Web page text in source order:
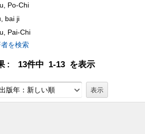
Po-Chi
bai ji
Pai-Chi
を検索
13件中 1-13 を表示
版年：新しい順